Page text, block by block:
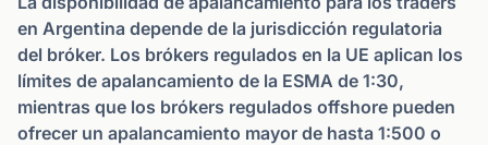
en Argentina depende de la jurisdicción regulatoria
del bróker. Los brókers regulados en la UE aplican los
límites de apalancamiento de la ESMA de 1:30,
mientras que los brókers regulados offshore pueden
ofrecer un apalancamiento mayor de hasta 1:500 o